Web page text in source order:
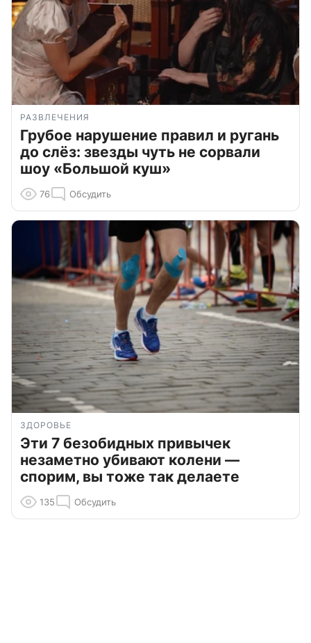
РАЗВЛЕЧЕНИЯ
Грубое нарушение правил и ругань
до слёз: звезды чуть не сорвали
шоу «Большой куш»
76 Обсудить
ЗДОРОВЬЕ
Эти 7 безобидных привычек
незаметно убивают колени —
спорим, вы тоже так делаете
135 Обсудить